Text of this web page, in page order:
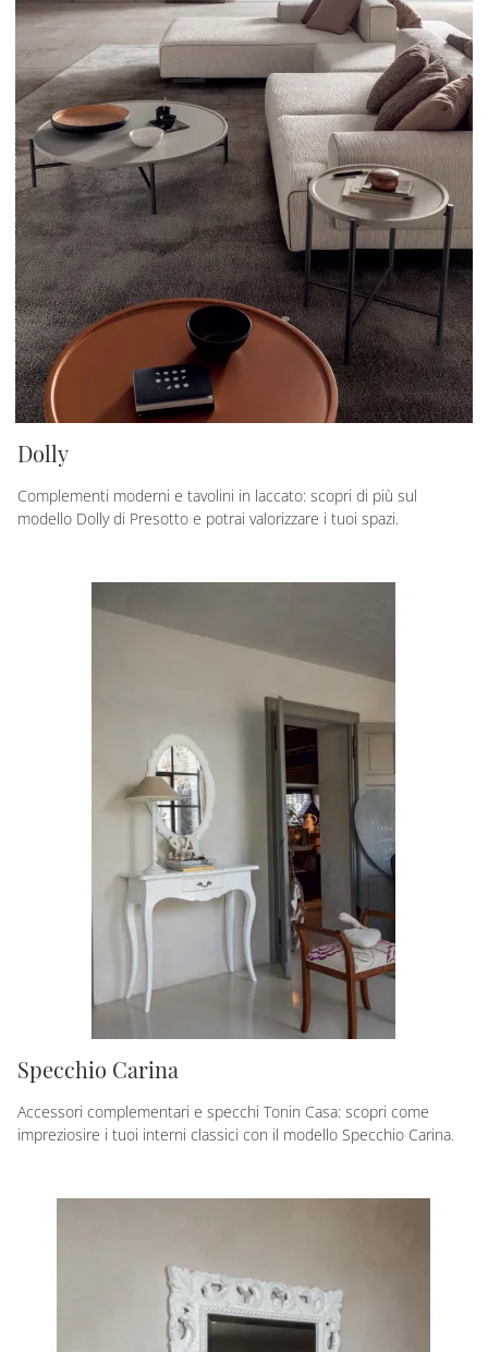
Dolly
Complementi moderni e tavolini in laccato: scopri di più sul
modello Dolly di Presotto e potrai valorizzare i tuoi spazi.
Specchio Carina
Accessori complementari e specchi Tonin Casa: scopri come
impreziosire i tuoi interni classici con il modello Specchio Carina.